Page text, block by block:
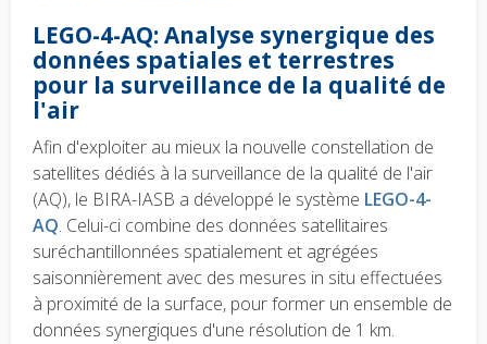
Body
text
LEGO-4-AQ: Analyse synergique des
données spatiales et terrestres
pour la surveillance de la qualité de
l'air
Afin d'exploiter au mieux la nouvelle constellation de
satellites dédiés à la surveillance de la qualité de l'air
(AQ), le BIRA-IASB a développé le système LEGO-4-
AQ. Celui-ci combine des données satellitaires
suréchantillonnées spatialement et agrégées
saisonnièrement avec des mesures in situ effectuées
à proximité de la surface, pour former un ensemble de
données synergiques d'une résolution de 1 km.